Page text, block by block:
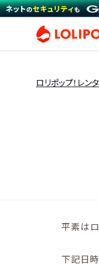
ロリポップ！レン
平素は
下記日